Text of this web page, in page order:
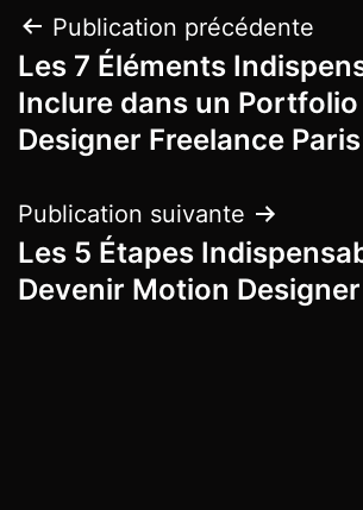
Publication précédente
Les 7 Éléments
Inclure dans un
Designer Freelance Paris
Publication suivante
Les 5 Étapes
Devenir Motion